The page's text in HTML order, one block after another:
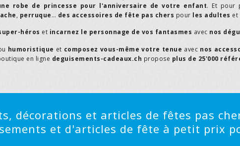
robe de princesse pour l'anniversaire de votre enfant. Et pour
, perruque… des accessoires de fête pas chers pour les adultes et
héros et incarnez le personnage de vos fantasmes avec nos
humoristique et composez vous-même votre tenue avec nos
en ligne deguisements-cadeaux.ch propose plus de 25'000
décorations et articles de fêtes pas
et d'articles de fête à petit prix